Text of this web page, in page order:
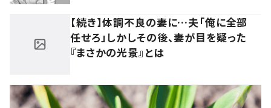
【続き】体調不良の妻に…夫「俺に全部
任せろ」しかしその後、妻が目を疑った
『まさかの光景』とは